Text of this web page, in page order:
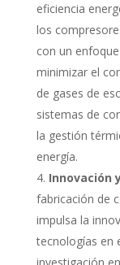
eficiencia
los
con un
minimizar el
de gases de
sistemas de
la gestión
energía.
Innovación
fabricación de
impulsa la
tecnologías en